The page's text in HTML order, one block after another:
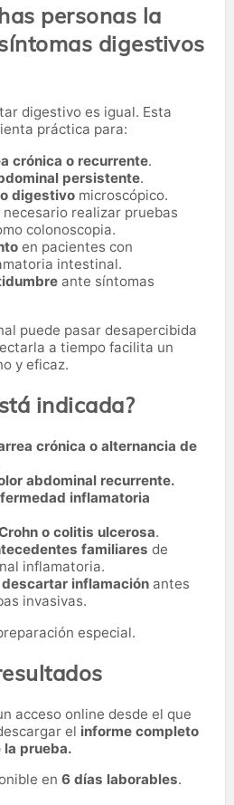
personas la
digestivos
digestivo es igual. Esta
práctica para:
crónica o recurrente.
persistente.
digestivo microscópico.
realizar pruebas
colonoscopia.
en pacientes con
intestinal.
ante síntomas
puede pasar desapercibida
a tiempo facilita un
y eficaz.
indicada?
crónica o alternancia de
abdominal recurrente.
inflamatoria
o colitis ulcerosa.
familiares de
inflamatoria.
descartar inflamación antes
invasivas.
especial.
acceso online desde el que
el informe completo
prueba.
en 6 días laborables.